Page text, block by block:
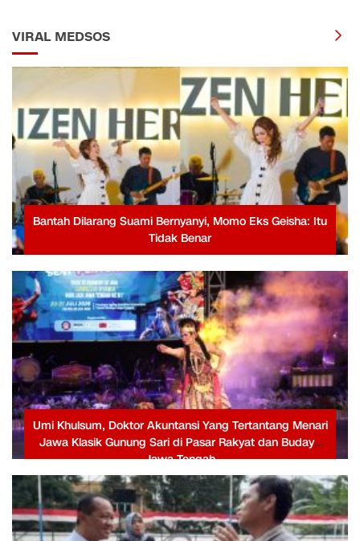
VIRAL MEDSOS
Bantah Dilarang Suami Bernyanyi, Momo Eks Geisha: Itu
Tidak Benar
Umi Khulsum, Doktor Akuntansi Yang Tertantang Menari
Jawa Klasik Gunung Sari di Pasar Rakyat dan Budaya
Jawa Tengah